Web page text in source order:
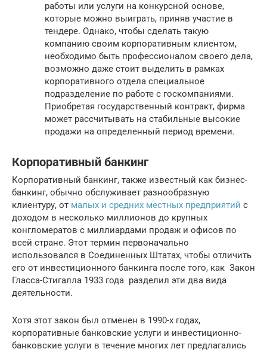
работы или услуги на конкурсной основе,
которые можно выиграть, приняв участие в
тендере. Однако, чтобы сделать такую
компанию своим корпоративным клиентом,
необходимо быть профессионалом своего дела,
возможно даже стоит выделить в рамках
корпоративного отдела специальное
подразделение по работе с госкомпаниями.
Приобретая государственный контракт, фирма
может рассчитывать на стабильные высокие
продажи на определенный период времени.
Корпоративный банкинг
Корпоративный банкинг, также известный как бизнес-
банкинг, обычно обслуживает разнообразную
клиентуру, от малых и средних местных предприятий с
доходом в несколько миллионов до крупных
конгломератов с миллиардами продаж и офисов по
всей стране. Этот термин первоначально
использовался в Соединенных Штатах, чтобы отличить
его от инвестиционного банкинга после того, как Закон
Гласса-Стигалла 1933 года разделил эти два вида
деятельности.
Хотя этот закон был отменен в 1990-х годах,
корпоративные банковские услуги и инвестиционно-
банковские услуги в течение многих лет предлагались